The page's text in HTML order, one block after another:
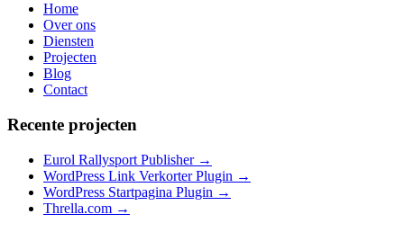
Home
Over ons
Diensten
Projecten
Blog
Contact
Recente projecten
Eurol Rallysport Publisher →
WordPress Link Verkorter Plugin →
WordPress Startpagina Plugin →
Thrella.com →